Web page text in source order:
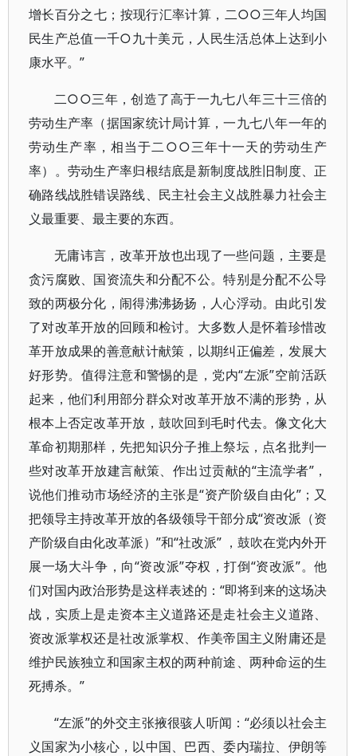
增长百分之七；按现行汇率计算，二○○三年人均国
民生产总值一千○九十美元，人民生活总体上达到小
康水平。”
二○○三年，创造了高于一九七八年三十三倍的
劳动生产率（据国家统计局计算，一九七八年一年的
劳动生产率，相当于二○○三年十一天的劳动生产
率）。劳动生产率归根结底是新制度战胜旧制度、正
确路线战胜错误路线、民主社会主义战胜暴力社会主
义最重要、最主要的东西。
无庸讳言，改革开放也出现了一些问题，主要是
贪污腐败、国资流失和分配不公。特别是分配不公导
致的两极分化，闹得沸沸扬扬，人心浮动。由此引发
了对改革开放的回顾和检讨。大多数人是怀着珍惜改
革开放成果的善意献计献策，以期纠正偏差，发展大
好形势。值得注意和警惕的是，党内“左派”空前活跃
起来，他们利用部分群众对改革开放不满的形势，从
根本上否定改革开放，鼓吹回到毛时代去。像文化大
革命初期那样，先把知识分子推上祭坛，点名批判一
些对改革开放建言献策、作出过贡献的“主流学者”，
说他们推动市场经济的主张是“资产阶级自由化”；又
把领导主持改革开放的各级领导干部分成“资改派（资
产阶级自由化改革派）”和“社改派” ，鼓吹在党内外开
展一场大斗争，向“资改派”夺权，打倒“资改派”。他
们对国内政治形势是这样表述的：“即将到来的这场决
战，实质上是走资本主义道路还是走社会主义道路、
资改派掌权还是社改派掌权、作美帝国主义附庸还是
维护民族独立和国家主权的两种前途、两种命运的生
死搏杀。”
“左派”的外交主张掖很骇人听闻：“必须以社会主
义国家为小核心，以中国、巴西、委内瑞拉、伊朗等